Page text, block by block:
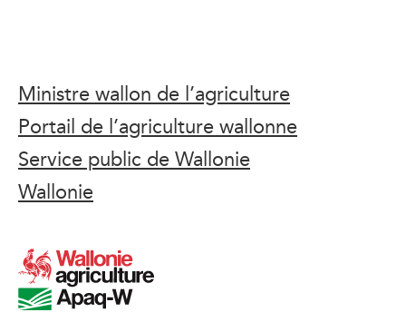
Ministre wallon de l’agriculture
Portail de l’agriculture wallonne
Service public de Wallonie
Wallonie